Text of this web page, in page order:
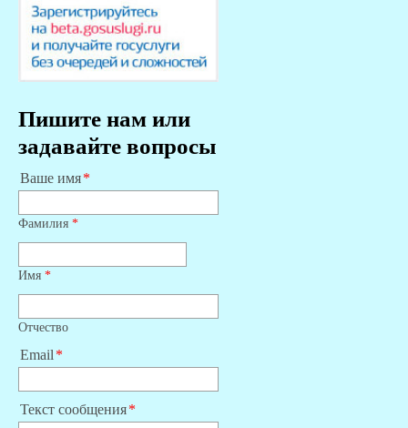
Пишите нам или
задавайте вопросы
Ваше имя
Фамилия *
Имя *
Отчество
Email
Текст сообщения